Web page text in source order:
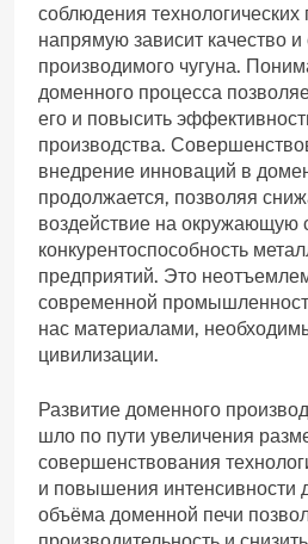
соблюдения технологических
напрямую зависит качество и
производимого чугуна.
доменного процесса
его и повысить
производства.
внедрение инноваций в
продолжается‚ позволяя
воздействие на окружающую
конкурентоспособность
предприятий. Это
современной
нас материалами‚
цивилизации.
Развитие доменного
шло по пути увеличения
совершенствования
и повышения интенсивности
объёма доменной печи